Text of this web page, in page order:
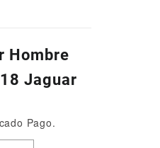
Hombre
Jaguar
Pago.